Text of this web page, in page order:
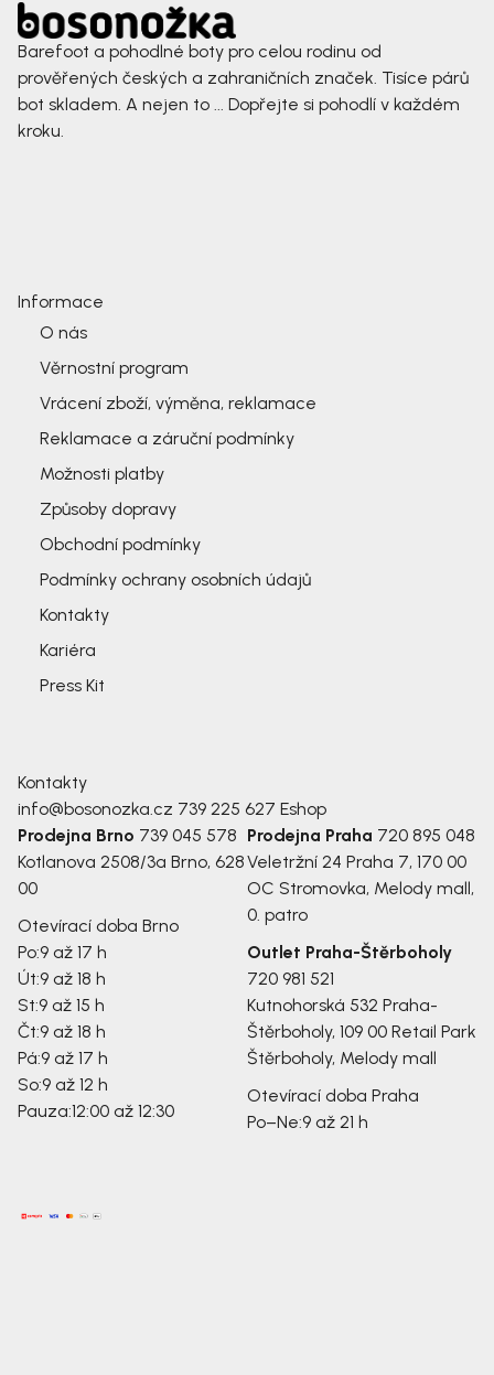
Barefoot a pohodlné boty pro celou rodinu od
prověřených českých a zahraničních značek. Tisíce párů
bot skladem. A nejen to ... Dopřejte si pohodlí v každém
kroku.
Informace
O nás
Věrnostní program
Vrácení zboží, výměna, reklamace
Reklamace a záruční podmínky
Možnosti platby
Způsoby dopravy
Obchodní podmínky
Podmínky ochrany osobních údajů
Kontakty
Kariéra
Press Kit
Kontakty
info@bosonozka.cz 739 225 627 Eshop
Prodejna Brno 739 045 578
Kotlanova 2508/3a Brno, 628
00
Otevírací doba Brno
Po:9 až 17 h
Út:9 až 18 h
St:9 až 15 h
Čt:9 až 18 h
Pá:9 až 17 h
So:9 až 12 h
Pauza:12:00 až 12:30
Prodejna Praha 720 895 048
Veletržní 24 Praha 7, 170 00
OC Stromovka, Melody mall,
0. patro
Outlet Praha-Štěrboholy
720 981 521
Kutnohorská 532 Praha-
Štěrboholy, 109 00 Retail Park
Štěrboholy, Melody mall
Otevírací doba Praha
Po–Ne:9 až 21 h